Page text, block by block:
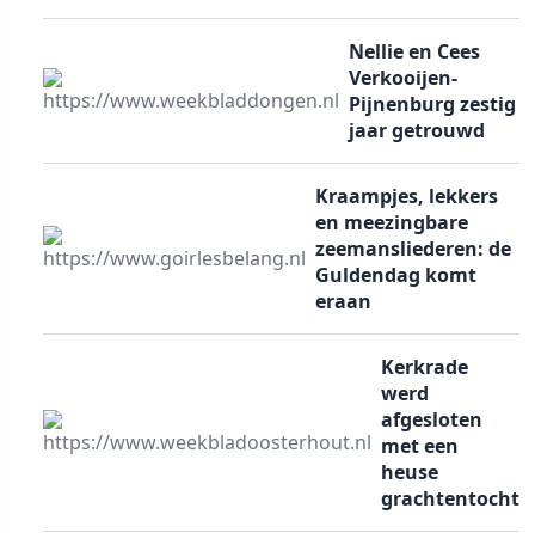
Nellie en Cees
Verkooijen-
Pijnenburg zestig
jaar getrouwd
Kraampjes, lekkers
en meezingbare
zeemansliederen: de
Guldendag komt
eraan
Kerkrade
werd
afgesloten
met een
heuse
grachtentocht